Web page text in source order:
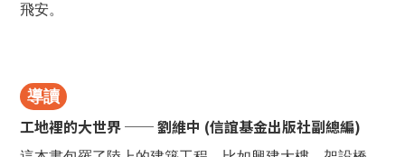
飛安。
導讀
工地裡的大世界 ── 劉維中 (信誼基金出版社副總編)